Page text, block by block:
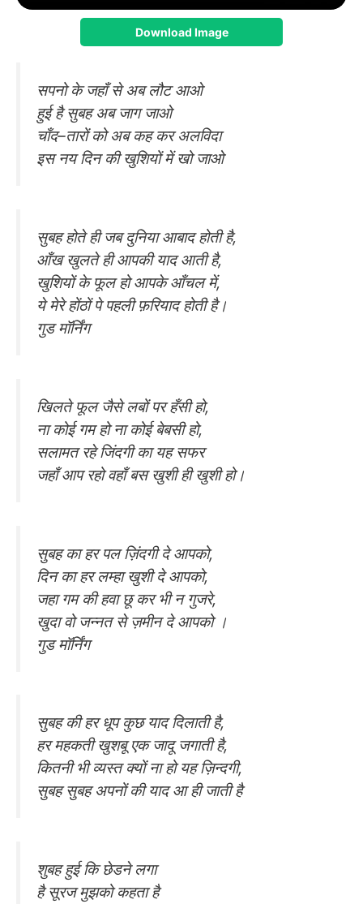
Download Image
सपनो के जहाँ से अब लौट आओ
हुई है सुबह अब जाग जाओ
चाँद–तारों को अब कह कर अलविदा
इस नय दिन की खुशियों में खो जाओ
सुबह होते ही जब दुनिया आबाद होती है,
आँख खुलते ही आपकी याद आती है,
खुशियों के फूल हो आपके आँचल में,
ये मेरे होंठों पे पहली फ़रियाद होती है।
गुड मॉर्निंग
खिलते फूल जैसे लबों पर हँसी हो,
ना कोई गम हो ना कोई बेबसी हो,
सलामत रहे जिंदगी का यह सफर
जहाँ आप रहो वहाँ बस खुशी ही खुशी हो।
सुबह का हर पल ज़िंदगी दे आपको,
दिन का हर लम्हा खुशी दे आपको,
जहा गम की हवा छू कर भी न गुजरे,
खुदा वो जन्नत से ज़मीन दे आपको ।
गुड मॉर्निंग
सुबह की हर धूप कुछ याद दिलाती है,
हर महकती खुशबू एक जादू जगाती है,
कितनी भी व्यस्त क्यों ना हो यह ज़िन्दगी,
सुबह सुबह अपनों की याद आ ही जाती है
शुबह हुई कि छेडने लगा
है सूरज मुझको कहता है